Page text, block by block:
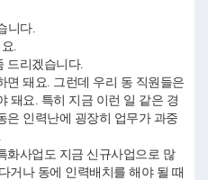
니다.
.
드리겠습니다.
면 돼요. 그런데 우리 동 직원들은
돼요. 특히 지금 이런 일 같은 경
은 인력난에 굉장히 업무가 과중
화사업도 지금 신규사업으로 많
거나 동에 인력배치를 해야 될 때